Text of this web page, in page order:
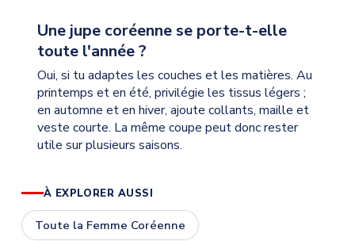
Une jupe coréenne se porte-t-elle
toute l'année ?
Oui, si tu adaptes les couches et les matières. Au
printemps et en été, privilégie les tissus légers ;
en automne et en hiver, ajoute collants, maille et
veste courte. La même coupe peut donc rester
utile sur plusieurs saisons.
À EXPLORER AUSSI
Toute la Femme Coréenne